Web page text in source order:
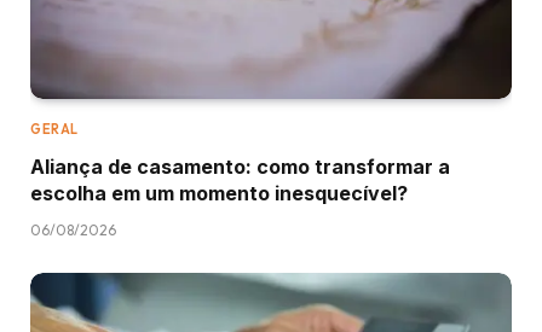
GERAL
Aliança de casamento: como transformar a
escolha em um momento inesquecível?
06/08/2026